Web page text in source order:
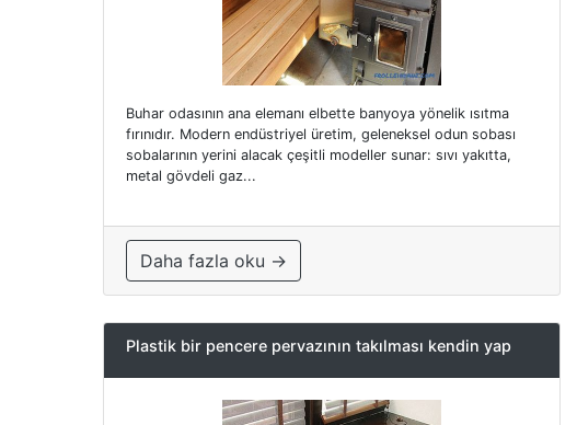
Buhar odasının ana elemanı elbette banyoya yönelik ısıtma
fırınıdır. Modern endüstriyel üretim, geleneksel odun sobası
sobalarının yerini alacak çeşitli modeller sunar: sıvı yakıtta,
metal gövdeli gaz...
Daha fazla oku →
Plastik bir pencere pervazının takılması kendin yap